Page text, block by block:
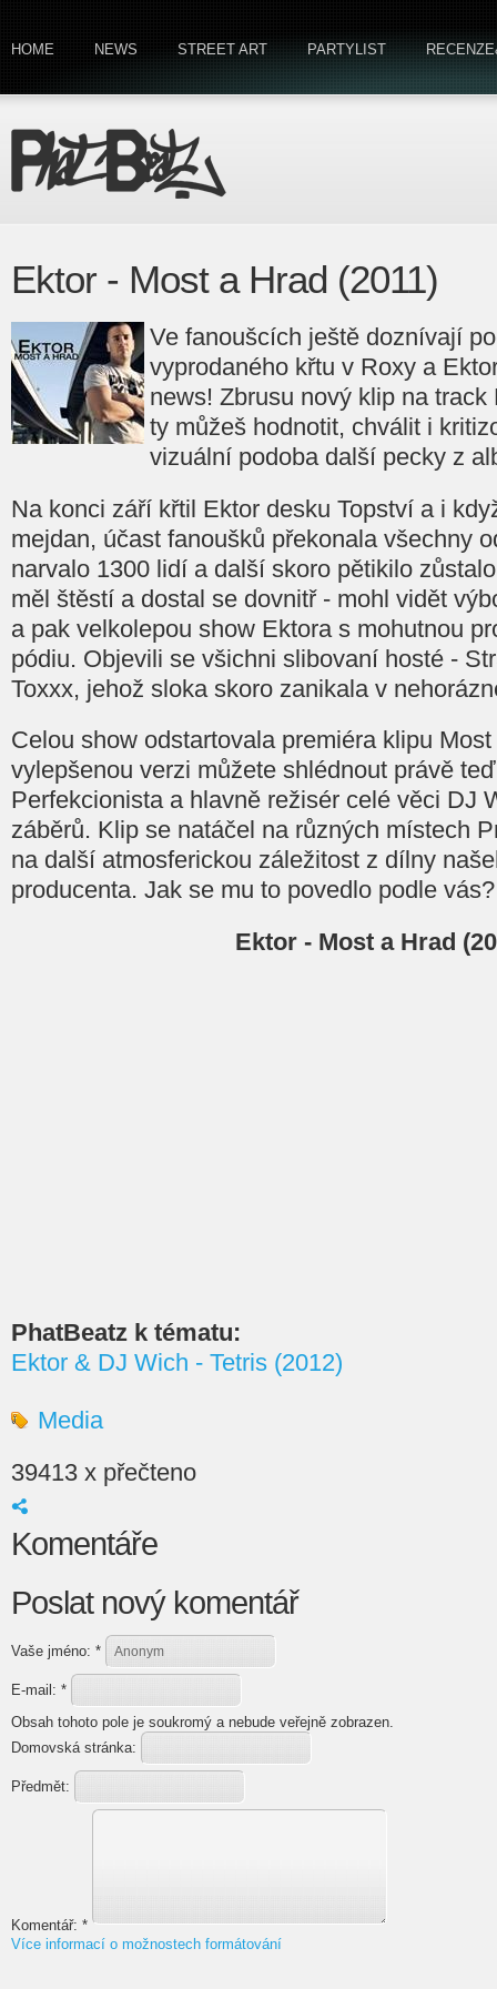
HOME NEWS STREET ART PARTYLIST
Ektor - Most a Hrad (2011)
Ve fanoušcích ještě doznívají
vyprodaného křtu v Roxy a
news! Zbrusu nový klip na
ty můžeš hodnotit, chválit i
vizuální podoba další pecky z
Na konci září křtil Ektor desku Topství a i
mejdan, účast fanoušků překonala všechny
narvalo 1300 lidí a další skoro pětikilo
měl štěstí a dostal se dovnitř - mohl vidět
a pak velkolepou show Ektora s mohutnou
pódiu. Objevili se všichni slibovaní hosté -
Toxxx, jehož sloka skoro zanikala v
Celou show odstartovala premiéra klipu
vylepšenou verzi můžete shlédnout právě
Perfekcionista a hlavně režisér celé věci DJ
záběrů. Klip se natáčel na různých místech
na další atmosferickou záležitost z dílny
producenta. Jak se mu to povedlo podle vás?
Ektor - Most a Hrad
PhatBeatz k tématu:
Ektor & DJ Wich - Tetris (2012)
Media
39413 x přečteno
Komentáře
Poslat nový komentář
Vaše jméno: *
E-mail: *
Obsah tohoto pole je soukromý a nebude veřejně zobrazen.
Domovská stránka:
Předmět:
Komentář: *
Více informací o možnostech formátování